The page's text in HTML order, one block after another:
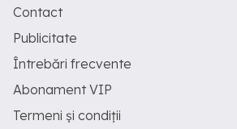
Contact
Publicitate
Întrebări frecvente
Abonament VIP
Termeni și condiții